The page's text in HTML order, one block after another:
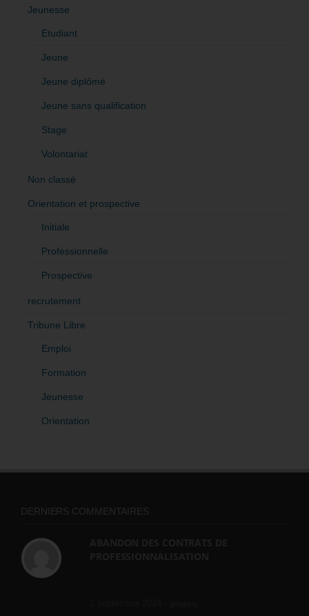
Jeunesse
Etudiant
Jeune
Jeune diplômé
Jeune sans qualification
Stage
Volontariat
Non classé
Orientation et prospective
Initiale
Professionnelle
Prospective
recrutement
Tribune Libre
Emploi
Formation
Jeunesse
Orientation
DERNIERS COMMENTAIRES